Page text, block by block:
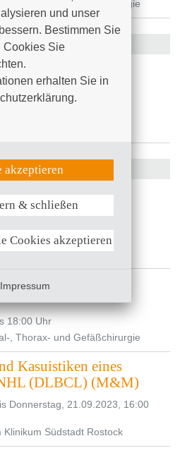
, Thorax- und Gefäßchirurgie
Juli 2023
mit Früh- und
2023
- Orthopädie
21:00 Uhr
und Handchirurgie
18:00 Uhr
, Thorax- und Gefäßchirurgie
Kasuistiken eines
(DLBCL) (M&M)
Donnerstag, 21.09.2023, 16:00
Südstadt Rostock
und unser
Bestimmen Sie
Cookies Sie
erhalten Sie in
anzeigen
akzeptieren
& schließen
Cookies akzeptieren
Impressum